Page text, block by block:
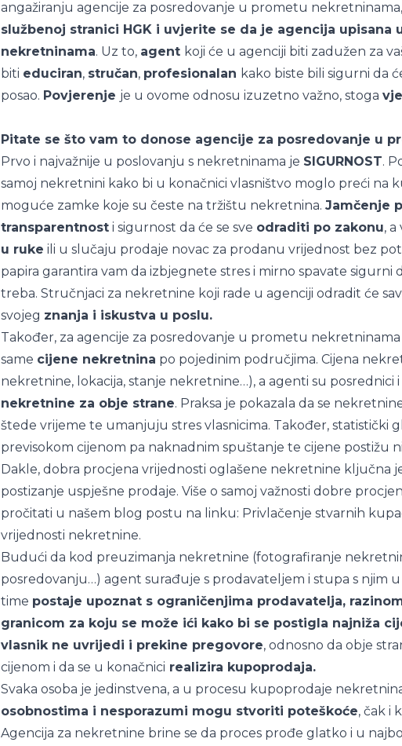
angažiranju agencije za posredovanje u prometu nekretninama,
službenoj stranici HGK i uvjerite se da je agencija upisana
nekretninama. Uz to, agent koji će u agenciji biti zadužen za
biti educiran, stručan, profesionalan kako biste bili sigurni da
posao. Povjerenje je u ovome odnosu izuzetno važno, stoga
Pitate se što vam to donose agencije za posredovanje u
Prvo i najvažnije u poslovanju s nekretninama je SIGURNOST.
samoj nekretnini kako bi u konačnici vlasništvo moglo preći na
moguće zamke koje su česte na tržištu nekretnina. Jamčenje
transparentnost i sigurnost da će se sve odraditi po zakonu,
u ruke ili u slučaju prodaje novac za prodanu vrijednost bez
papira garantira vam da izbjegnete stres i mirno spavate sigurni
treba. Stručnjaci za nekretnine koji rade u agenciji odradit će
svojeg znanja i iskustva u poslu.
Također, za agencije za posredovanje u prometu nekretninama
same cijene nekretnina po pojedinim područjima. Cijena
nekretnine, lokacija, stanje nekretnine…), a agenti su posrednici
nekretnine za obje strane. Praksa je pokazala da se
štede vrijeme te umanjuju stres vlasnicima. Također, statistički
previsokom cijenom pa naknadnim spuštanje te cijene postižu
Dakle, dobra procjena vrijednosti oglašene nekretnine ključna
postizanje uspješne prodaje. Više o samoj važnosti dobre
pročitati u našem blog postu na linku: Privlačenje stvarnih
vrijednosti nekretnine.
Budući da kod preuzimanja nekretnine (fotografiranje
posredovanju…) agent surađuje s prodavateljem i stupa s njim u
time postaje upoznat s ograničenjima prodavatelja,
granicom za koju se može ići kako bi se postigla najniža
vlasnik ne uvrijedi i prekine pregovore, odnosno da obje
cijenom i da se u konačnici realizira kupoprodaja.
Svaka osoba je jedinstvena, a u procesu kupoprodaje
osobnostima i nesporazumi mogu stvoriti poteškoće, čak i
Agencija za nekretnine brine se da proces prođe glatko i u